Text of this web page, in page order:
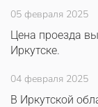
05 февраля 2025
Цена проезда
Иркутске.
04 февраля 2025
В Иркутской